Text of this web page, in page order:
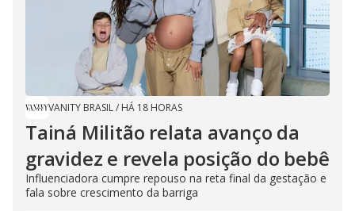
VANITY BRASIL/ HÁ 18 HORAS
Tainá Militão relata avanço da
gravidez e revela posição do bebê
Influenciadora cumpre repouso na reta final da gestação e
fala sobre crescimento da barriga